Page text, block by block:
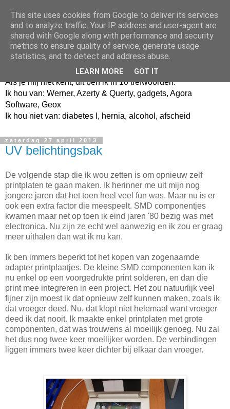
Jangeox' blog
Als je mij niet kent, dit ben ik in 10 trefwoorden.
Ik hou van: Werner, Azerty & Querty, gadgets, Agora
Software, Geox
Ik hou niet van: diabetes I, hernia, alcohol, afscheid
zaterdag 27 april 2013
UV belichtingsbak
De volgende stap die ik wou zetten is om opnieuw zelf
printplaten te gaan maken. Ik herinner me uit mijn nog
jongere jaren dat het toen heel veel fun was. Maar nu is er
ook een extra factor die meespeelt. SMD componentjes
kwamen maar net op toen ik eind jaren '80 bezig was met
electronica. Nu zijn ze echt wel aanwezig en ik zou er graag
meer uithalen dan wat ik nu kan.
Ik ben immers beperkt tot het kopen van zogenaamde
adapter printplaatjes. De kleine SMD componenten kan ik
nu enkel op een voorgedrukte print solderen, en dan die
print mee integreren in een project. Het zou natuurlijk veel
fijner zijn moest ik dat opnieuw zelf kunnen maken, zoals ik
dat vroeger deed. Nu, dat klopt niet helemaal want vroeger
deed ik dat nooit. Ik maakte enkel printplaten met grote
componenten, dat was trouwens al moeilijk genoeg. Nu zal
het dus nog twee keer moeilijker worden. De verbindingen
liggen immers twee keer dichter bij elkaar dan vroeger.
This site uses cookies from Google to deliver its services
and to analyze traffic. Your IP address and user-agent are
shared with Google along with performance and security
metrics to ensure quality of service, generate usage
statistics, and to detect and address abuse.
LEARN MORE GOT IT